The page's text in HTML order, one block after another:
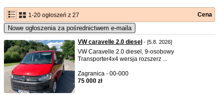
1-20 ogłoszeń z 27 Cena
Nowe ogłoszenia za pośrednictwem e-maila
VW caravelle 2.0 diesel - [5.8. 2026]
VW Caravelle 2.0 diesel, 9-osobowy
Transporter4x4 wersja rozszerz ...
Zagranica - 00-000
75 000 zł